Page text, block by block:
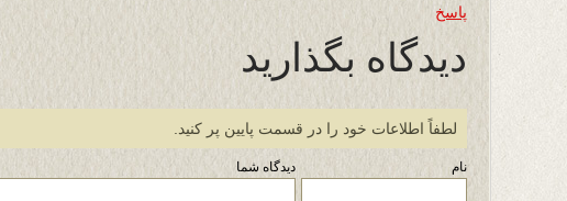
پاسخ
دیدگاه بگذارید
لطفاً اطلاعات خود را در قسمت پایین پر کنید.
نام دیدگاه شما